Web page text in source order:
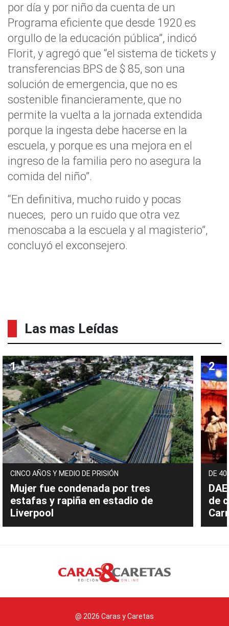
por día y por niño da cuenta de un
Programa eficiente que desde 1920 es
orgullo de la educación pública”, indicó
Florit, y agregó que “el sistema de tickets y
transferencias BPS de $ 85, son una
solución de emergencia, que no es
sostenible financieramente, que no
permite la vuelta a la jornada extendida
porque la ingesta debe hacerse en la
escuela, y porque es una mejora en el
ingreso de la familia pero no asegura la
comida del niño”.
“En definitiva, mucho ruido y pocas
nueces, pero un ruido que otra vez
menoscaba a la escuela y al magisterio”,
concluyó el exconsejero.
Las mas Leídas
CINCO AÑOS Y MEDIO DE PRISIÓN
Mujer fue condenada por tres
estafas y rapiña en estadio de
Liverpool
DE
de
@ 2026 Caras y Caretas